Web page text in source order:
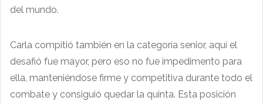
del mundo.
Carla compitió también en la categoría senior, aquí el
desafió fue mayor, pero eso no fue impedimento para
ella, manteniéndose firme y competitiva durante todo el
combate y consiguió quedar la quinta. Esta posición